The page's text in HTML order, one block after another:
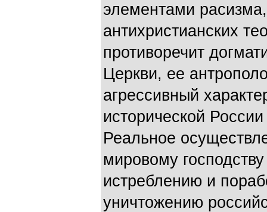
элементами
антихристианских
противоречит
Церкви, ее
агрессивный
исторической
Реальное
мировому
истреблению и
уничтожению